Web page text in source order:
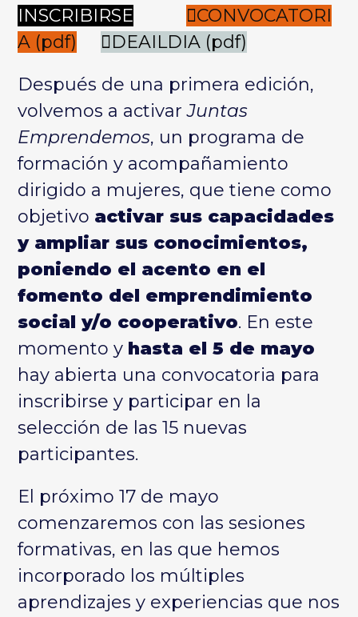
INSCRIBIRSE
CONVOCATORI
A (pdf)
DEAILDIA (pdf)
Después de una primera edición,
volvemos a activarJuntas
Emprendemos, un programa de
formación y acompañamiento
dirigido a mujeres, que tiene como
objetivo activar sus capacidades
y ampliar sus conocimientos,
poniendo el acento en el
fomento del emprendimiento
social y/o cooperativo. En este
momento y hasta el 5 de mayo
hay abierta una convocatoria para
inscribirse y participar en la
selección de las 15 nuevas
participantes.
El próximo 17 de mayo
comenzaremos con las sesiones
formativas, en las que hemos
incorporado los múltiples
aprendizajes y experiencias que nos